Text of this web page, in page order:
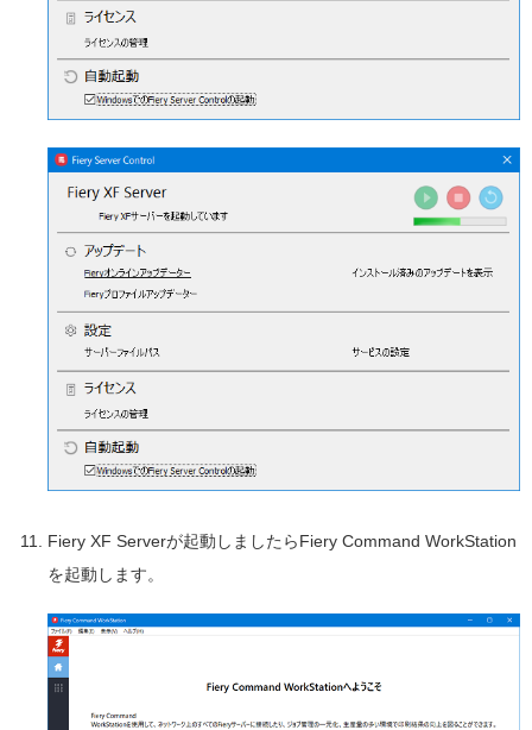
Fiery XF Serverが起動しましたらFiery Command WorkStation
を起動します。